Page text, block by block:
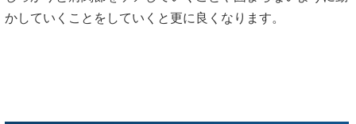
かしていくことをしていくと更に良くなります。